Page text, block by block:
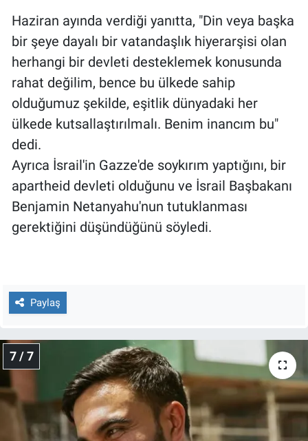
Haziran ayında verdiği yanıtta, "Din veya başka
bir şeye dayalı bir vatandaşlık hiyerarşisi olan
herhangi bir devleti desteklemek konusunda
rahat değilim, bence bu ülkede sahip
olduğumuz şekilde, eşitlik dünyadaki her
ülkede kutsallaştırılmalı. Benim inancım bu"
dedi.
Ayrıca İsrail'in Gazze'de soykırım yaptığını, bir
apartheid devleti olduğunu ve İsrail Başbakanı
Benjamin Netanyahu'nun tutuklanması
gerektiğini düşündüğünü söyledi.
Paylaş
7 / 7